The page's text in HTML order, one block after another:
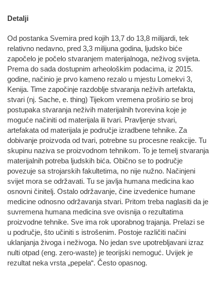
Detalji
Od postanka Svemira pred kojih 13,7 do 13,8 milijardi, tek
relativno nedavno, pred 3,3 milijuna godina, ljudsko biće
započelo je počelo stvaranjem materijalnoga, neživog svijeta.
Prema do sada dostupnim arheološkim podacima, iz 2015.
godine, načinio je prvo kameno rezalo u mjestu Lomekvi 3,
Kenija. Time započinje razdoblje stvaranja neživih artefakta,
stvari (nj. Sache, e. thing) Tijekom vremena proširio se broj
postupaka stvaranja neživih materijalnih tvorevina koje je
moguće načiniti od materijala ili tvari. Pravljenje stvari,
artefakata od materijala je područje izradbene tehnike. Za
dobivanje proizvoda od tvari, potrebne su procesne reakcije. Tu
skupinu naziva se proizvodnom tehnikom. To je temelj stvaranja
materijalnih potreba ljudskih bića. Obično se to područje
povezuje sa strojarskih fakultetima, no nije nužno. Načinjeni
svijet mora se održavati. Tu se javlja humana medicina kao
osnovni činitelj. Ostalo održavanje, čine izvedenice humane
medicine odnosno održavanja stvari. Pritom treba naglasiti da je
suvremena humana medicina sve ovisnija o rezultatima
proizvodne tehnike. Sve ima rok uporabnog trajanja. Prelazi se
u područje, što učiniti s istrošenim. Postoje različiti načini
uklanjanja živoga i neživoga. No jedan sve upotrebljavani izraz
nulti otpad (eng. zero-waste) je teorijski nemoguć. Uvijek je
rezultat neka vrsta „pepela“. Često opasnog.